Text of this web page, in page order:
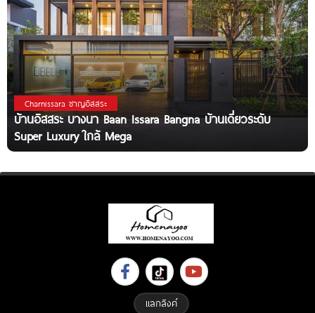
Charnissara ชาญอิสสระ
บ้านอิสสระ บางนา Baan Issara Bangna บ้านเดี่ยวระดับ
Super Luxury ใกล้ Mega
แลกลิงค์